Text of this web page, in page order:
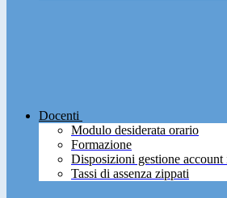
Docenti
Modulo desiderata orario
Formazione
Disposizioni gestione account
Tassi di assenza zippati